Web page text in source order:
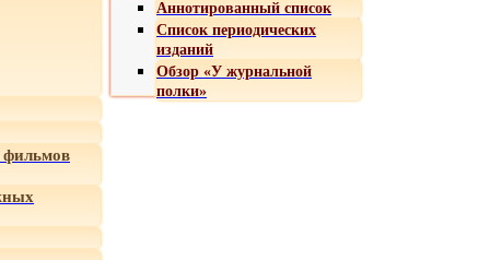
Аннотированный список
Список периодических
изданий
Обзор «У журнальной
полки»